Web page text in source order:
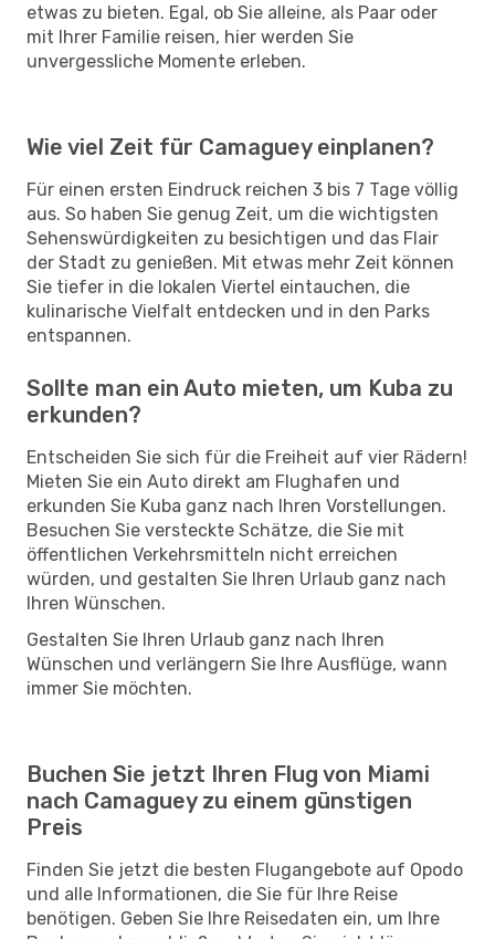
etwas zu bieten. Egal, ob Sie alleine, als Paar oder
mit Ihrer Familie reisen, hier werden Sie
unvergessliche Momente erleben.
Wie viel Zeit für Camaguey einplanen?
Für einen ersten Eindruck reichen 3 bis 7 Tage völlig
aus. So haben Sie genug Zeit, um die wichtigsten
Sehenswürdigkeiten zu besichtigen und das Flair
der Stadt zu genießen. Mit etwas mehr Zeit können
Sie tiefer in die lokalen Viertel eintauchen, die
kulinarische Vielfalt entdecken und in den Parks
entspannen.
Sollte man ein Auto mieten, um Kuba zu
erkunden?
Entscheiden Sie sich für die Freiheit auf vier Rädern!
Mieten Sie ein Auto direkt am Flughafen und
erkunden Sie Kuba ganz nach Ihren Vorstellungen.
Besuchen Sie versteckte Schätze, die Sie mit
öffentlichen Verkehrsmitteln nicht erreichen
würden, und gestalten Sie Ihren Urlaub ganz nach
Ihren Wünschen.
Gestalten Sie Ihren Urlaub ganz nach Ihren
Wünschen und verlängern Sie Ihre Ausflüge, wann
immer Sie möchten.
Buchen Sie jetzt Ihren Flug von Miami
nach Camaguey zu einem günstigen
Preis
Finden Sie jetzt die besten Flugangebote auf Opodo
und alle Informationen, die Sie für Ihre Reise
benötigen. Geben Sie Ihre Reisedaten ein, um Ihre